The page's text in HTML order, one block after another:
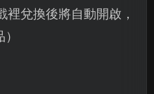
裡兌換後將自動開啟，